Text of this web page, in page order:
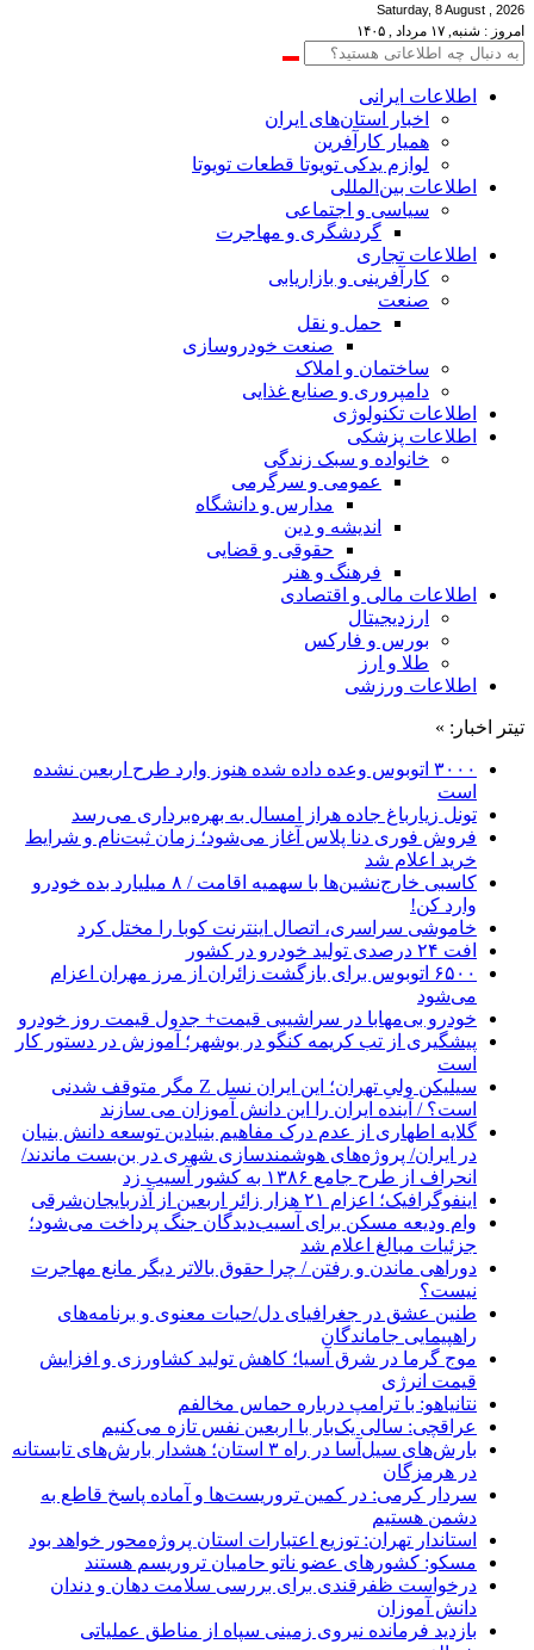
Saturday, 8 August , 2026
امروز : شنبه, ۱۷ مرداد , ۱۴۰۵
اطلاعات‌ ‎ایرانی
اخبار استان‌های ایران
همیار کارآفرین
لوازم یدکی تویوتا قطعات تویوتا
اطلاعات بین‌المللی
سیاسی و اجتماعی
گردشگری و مهاجرت
اطلاعات تجاری
کارآفرینی و بازاریابی
صنعت
حمل و نقل
صنعت خودروسازی
ساختمان و املاک
دامپروری و صنایع غذایی
اطلاعات تکنولوژی
اطلاعات پزشکی
خانواده و سبک زندگی
عمومی و سرگرمی
مدارس و دانشگاه
اندیشه و دین
حقوقی و قضایی
فرهنگ و هنر
اطلاعات مالی و اقتصادی
ارزدیجیتال
بورس و فارکس
طلا و ارز
اطلاعات ورزشی
تیتر اخبار: »
۳۰۰۰ اتوبوس وعده داده شده هنوز وارد طرح اربعین نشده
است
تونل زیارباغ جاده هراز امسال به بهره‌برداری می‌رسد
فروش فوری دنا پلاس آغاز می‌شود؛ زمان ثبت‌نام و شرایط
خرید اعلام شد
کاسبی خارج‌نشین‌ها با سهمیه اقامت / ۸ میلیارد بده خودرو
وارد کن!
خاموشی سراسری، اتصال اینترنت کوبا را مختل کرد
افت ۲۴ درصدی تولید خودرو در کشور
۶۵۰۰ اتوبوس برای بازگشت زائران از مرز مهران اعزام
می‌شود
خودرو بی‌مهابا در سراشیبی قیمت+ جدول قیمت روز خودرو
پیشگیری از تب کریمه کنگو در بوشهر؛ آموزش در دستور کار
است
سیلیکن ولیِ تهران؛ این ایران نسل Z مگر متوقف شدنی
است؟ / آینده ایران را این دانش آموزان می سازند
گلایه اطهاری از عدم درک مفاهیم بنیادین توسعه دانش بنیان
در ایران/ پروژه‌های هوشمندسازی شهری در بن‌بست ماندند/
انحراف از طرح جامع ۱۳۸۶ به کشور آسیب زد
اینفوگرافیک؛ اعزام ۲۱ هزار زائر اربعین از آذربایجان‌شرقی
وام ودیعه مسکن برای آسیب‌دیدگان جنگ پرداخت می‌شود؛
جزئیات مبالغ اعلام شد
دوراهی ماندن و رفتن / چرا حقوق بالاتر دیگر مانع مهاجرت
نیست؟
طنین عشق در جغرافیای دل/حیات معنوی و برنامه‌های
راهپیمایی جاماندگان
موج گرما در شرق آسیا؛ کاهش تولید کشاورزی و افزایش
قیمت انرژی
نتانیاهو: با ترامپ درباره حماس مخالفم
عراقچی: سالی یک‌بار با اربعین نفس تازه می‌کنیم
بارش‌های سیل‌آسا در راه ۳ استان؛ هشدار بارش‌های تابستانه
در هرمزگان
سردار کرمی: در کمین تروریست‌ها و آماده پاسخ قاطع به
دشمن هستیم
استاندار تهران: توزیع اعتبارات استان پروژه‌محور خواهد بود
مسکو: کشورهای عضو ناتو حامیان تروریسم هستند
درخواست ظفرقندی برای بررسی سلامت دهان و دندان
دانش آموزان
بازدید فرمانده نیروی زمینی سپاه از مناطق عملیاتی